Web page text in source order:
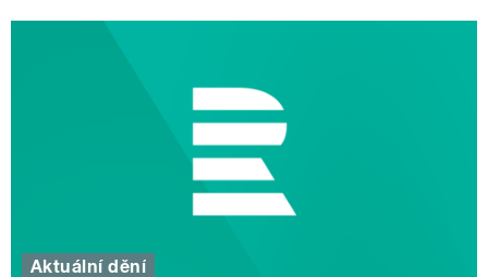
Aktuální dění